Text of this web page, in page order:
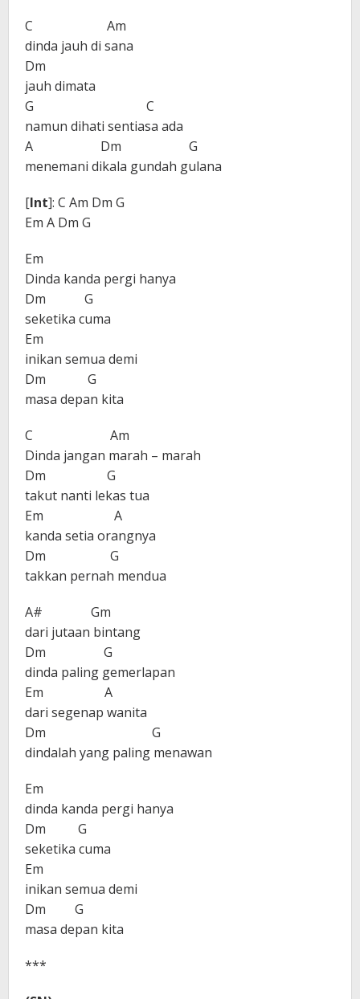
C Am
dinda jauh di sana
Dm
jauh dimata
G C
namun dihati sentiasa ada
A Dm G
menemani dikala gundah gulana
[Int]: C Am Dm G
Em A Dm G
Em
Dinda kanda pergi hanya
Dm G
seketika cuma
Em
inikan semua demi
Dm G
masa depan kita
C Am
Dinda jangan marah – marah
Dm G
takut nanti lekas tua
Em A
kanda setia orangnya
Dm G
takkan pernah mendua
A# Gm
dari jutaan bintang
Dm G
dinda paling gemerlapan
Em A
dari segenap wanita
Dm G
dindalah yang paling menawan
Em
dinda kanda pergi hanya
Dm G
seketika cuma
Em
inikan semua demi
Dm G
masa depan kita
***